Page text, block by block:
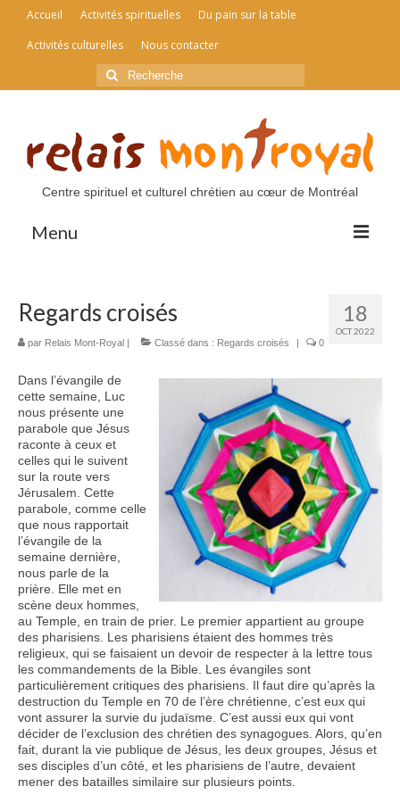
Accueil Activités spirituelles
Du pain sur la table
Activités culturelles
Nous contacter
Rechercher
:
Centre spirituel et culturel chrétien au cœur de Montréal
Menu
Activités spirituelles
Activités culturelles
Nous contacter
18
OCT 2022
Regards croisés
par Relais Mont-Royal | Classé dans : Regards croisés | 0
Dans l’évangile de
cette semaine, Luc
nous présente une
parabole que Jésus
raconte à ceux et
celles qui le suivent
sur la route vers
Jérusalem. Cette
parabole, comme celle
que nous rapportait
l’évangile de la
semaine dernière,
nous parle de la
prière. Elle met en
scène deux hommes,
au Temple, en train de prier. Le premier appartient au groupe
des pharisiens. Les pharisiens étaient des hommes très
religieux, qui se faisaient un devoir de respecter à la lettre tous
les commandements de la Bible. Les évangiles sont
particulièrement critiques des pharisiens. Il faut dire qu’après la
destruction du Temple en 70 de l’ère chrétienne, c’est eux qui
vont assurer la survie du judaïsme. C’est aussi eux qui vont
décider de l’exclusion des chrétien des synagogues. Alors, qu’en
fait, durant la vie publique de Jésus, les deux groupes, Jésus et
ses disciples d’un côté, et les pharisiens de l’autre, devaient
mener des batailles similaire sur plusieurs points.